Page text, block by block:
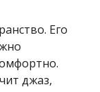
Его
джаз,